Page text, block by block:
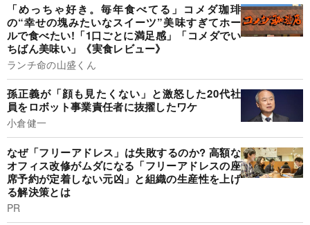
「めっちゃ好き。毎年食べてる」コメダ珈琲
の“幸せの塊みたいなスイーツ”美味すぎてホー
ルで食べたい!「1口ごとに満足感」「コメダでい
ちばん美味い」《実食レビュー》
ランチ命の山盛くん
孫正義が「顔も見たくない」と激怒した20代社
員をロボット事業責任者に抜擢したワケ
小倉健一
なぜ「フリーアドレス」は失敗するのか? 高額な
オフィス改修がムダになる「フリーアドレスの座
席予約が定着しない元凶」と組織の生産性を上げ
る解決策とは
PR